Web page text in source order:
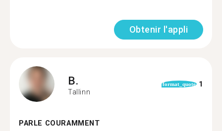
Obtenir l'appli
B.
Tallinn
format_quote 1
PARLE COURAMMENT